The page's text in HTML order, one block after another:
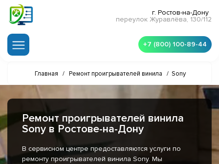
г. Ростов-на-Дону
переулок Журавлёва, 130/112
+7 (800) 100-89-44
Главная / Ремонт проигрывателей винила / Sony
Ремонт проигрывателей винила
Sony в Ростове-на-Дону
В сервисном центре предоставляются услуги по
ремонту проигрывателей винила Sony. Мы